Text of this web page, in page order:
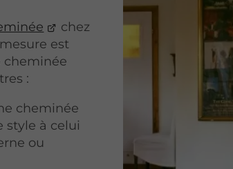
chez
est
cheminée
:
cheminée
style à celui
ou